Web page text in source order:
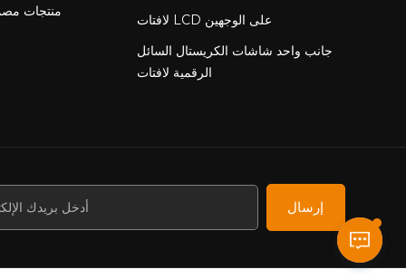
منتجات
لافتات LCD على الوجهين
جانب واحد شاشات الكريستال السائل
الرقمية لافتات
إرسال